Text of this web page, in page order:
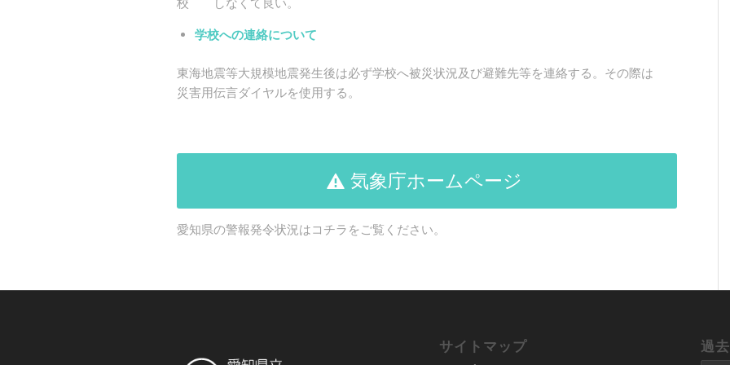
学校への連絡について
東海地震等大規模地震発生後は必ず学校へ被災状況及び避難先等を連絡する。その際は
災害用伝言ダイヤルを使用する。
気象庁ホームページ
愛知県の警報発令状況はコチラをご覧ください。
サイトマップ 過